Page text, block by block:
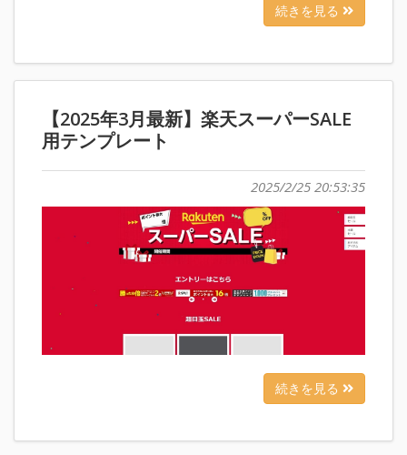
続きを見る
【2025年3月最新】楽天スーパーSALE
用テンプレート
2025/2/25 20:53:35
続きを見る